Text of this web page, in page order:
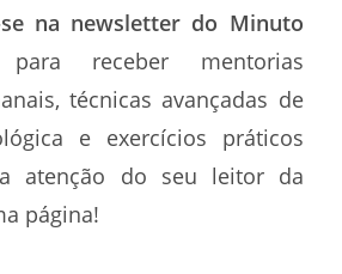
se na newsletter do Minuto
receber mentorias
técnicas avançadas de
e exercícios práticos
atenção do seu leitor da
página!